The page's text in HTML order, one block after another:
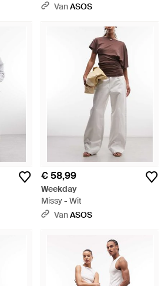
VanASOS
€ 58,99
Weekday
Missy - Wit
VanASOS